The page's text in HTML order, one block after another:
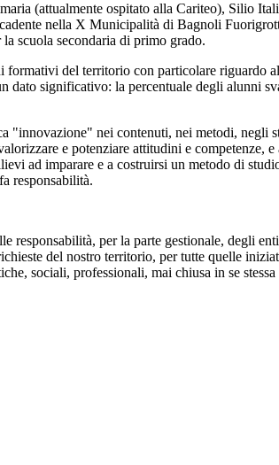
(attualmente ospitato alla Cariteo), Silio
nella X Municipalità di Bagnoli
scuola secondaria di primo grado.
del territorio con particolare
significativo: la percentuale degli alunni
"innovazione" nei contenuti, nei metodi,
e potenziare attitudini e competenze,
ad imparare e a costruirsi un metodo di
responsabilità.
responsabilità, per la parte gestionale, degli
del nostro territorio, per tutte quelle
sociali, professionali, mai chiusa in se